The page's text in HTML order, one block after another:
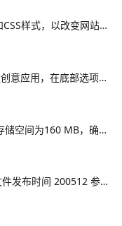
html或htm，编辑HTML结构和CSS样式，以改变网站的外观和布局。
步骤 1进入“我的”页面打开巨量创意应用，在底部选项中点击右下角的“我的”步骤 2打开设置中心在“我的”页面中，找到并点击“设置中心”选项步骤 3选择退出登录在设置中心界面中，滑动至底部，点击“退出登录”按钮注意
存储空间需求下载安装所需的存储空间为160 MB，确保您的设备有足够的空间价；期数与利率匹配需确保利率 i 与期数 n 的单位一致如年利率对应年数长期复利效应显著随着期数 n 增加，终值 F 增长速度加快例如，同样利率下，30年投资的终值远
该页面刷新 2005122 90748 文件发布时间 200512 参考资料htm 极品飞车9的一些问题解决。极品飞车16解除30帧限制需要升级到V11版本，然后在游戏设置中取消垂直同步选项，就可以解除30帧限制了。